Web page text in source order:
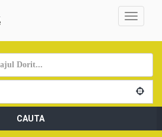
CAUTA